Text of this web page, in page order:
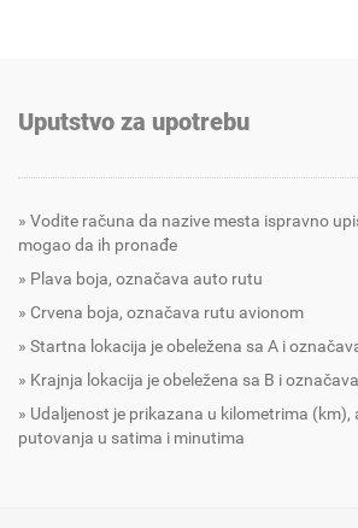
Uputstvo za upotrebu
Vodite računa da nazive mesta ispravno
mogao da ih pronađe
Plava boja, označava auto rutu
Crvena boja, označava rutu avionom
Startna lokacija je obeležena sa A i
Krajnja lokacija je obeležena sa B i
Udaljenost je prikazana u kilometrima (km),
putovanja u satima i minutima